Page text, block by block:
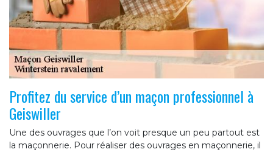
Profitez du service d’un maçon professionnel à
Geiswiller
Une des ouvrages que l’on voit presque un peu partout est
la maçonnerie. Pour réaliser des ouvrages en maçonnerie, il